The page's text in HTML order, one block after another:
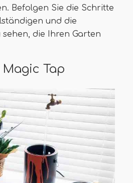
Befolgen Sie die Schritte
und die
die Ihren Garten
Magic Tap